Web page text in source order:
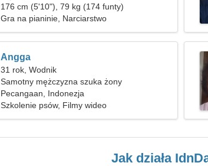
176 cm (5'10"), 79 kg (174 funty)
Gra na pianinie, Narciarstwo
Angga
31 rok, Wodnik
Samotny mężczyzna szuka żony
Pecangaan, Indonezja
Szkolenie psów, Filmy wideo
Jak działa